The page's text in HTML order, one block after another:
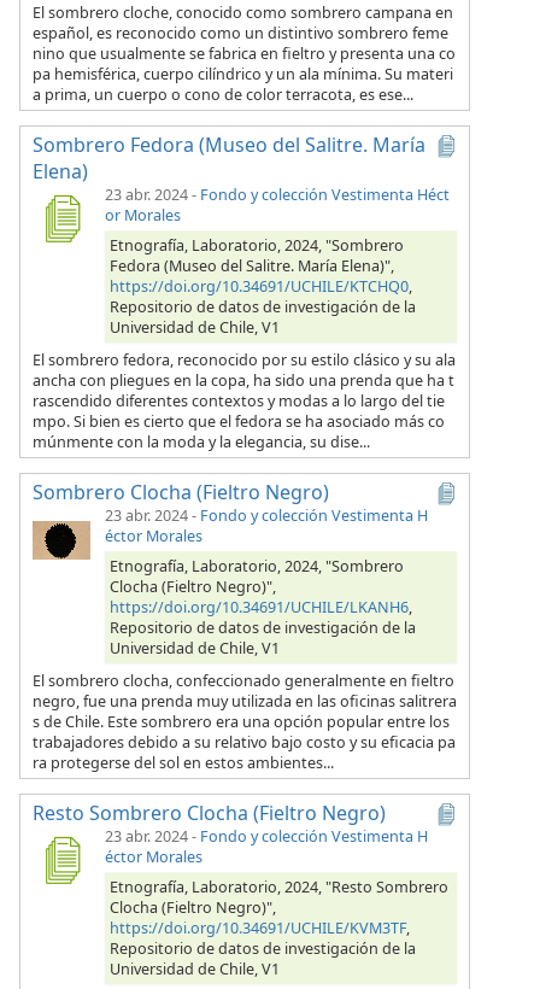
El sombrero cloche, conocido como sombrero campana en
español, es reconocido como un distintivo sombrero feme
nino que usualmente se fabrica en fieltro y presenta una co
pa hemisférica, cuerpo cilíndrico y un ala mínima. Su materi
a prima, un cuerpo o cono de color terracota, es ese...
Sombrero Fedora (Museo del Salitre. María
Elena)
23 abr. 2024- Fondo y colección Vestimenta Héct
or Morales
Etnografía, Laboratorio, 2024, "Sombrero
Fedora (Museo del Salitre. María Elena)",
https://doi.org/10.34691/UCHILE/KTCHQ0,
Repositorio de datos de investigación de la
Universidad de Chile, V1
El sombrero fedora, reconocido por su estilo clásico y su ala
ancha con pliegues en la copa, ha sido una prenda que ha t
rascendido diferentes contextos y modas a lo largo del tie
mpo. Si bien es cierto que el fedora se ha asociado más co
múnmente con la moda y la elegancia, su dise...
Sombrero Clocha (Fieltro Negro)
23 abr. 2024- Fondo y colección Vestimenta H
éctor Morales
Etnografía, Laboratorio, 2024, "Sombrero
Clocha (Fieltro Negro)",
https://doi.org/10.34691/UCHILE/LKANH6,
Repositorio de datos de investigación de la
Universidad de Chile, V1
El sombrero clocha, confeccionado generalmente en fieltro
negro, fue una prenda muy utilizada en las oficinas salitrera
s de Chile. Este sombrero era una opción popular entre los
trabajadores debido a su relativo bajo costo y su eficacia pa
ra protegerse del sol en estos ambientes...
Resto Sombrero Clocha (Fieltro Negro)
23 abr. 2024- Fondo y colección Vestimenta H
éctor Morales
Etnografía, Laboratorio, 2024, "Resto Sombrero
Clocha (Fieltro Negro)",
https://doi.org/10.34691/UCHILE/KVM3TF,
Repositorio de datos de investigación de la
Universidad de Chile, V1